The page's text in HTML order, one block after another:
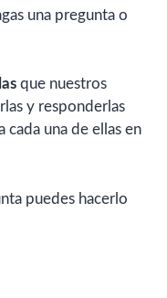
una pregunta o
que nuestros
y responderlas
cada una de ellas en
puedes hacerlo